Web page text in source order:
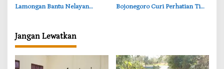
Lamongan Bantu Nelayan
Bojonegoro Curi Perhatian Tim
Jangan Lewatkan